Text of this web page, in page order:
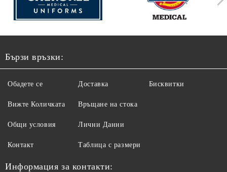
Бързи връзки:
Обадете се
Вижте Количката
Общи условия
Контакт
Доставка
Връщане на стока
Лични Данни
Таблица с размери
Бисквитки
Информация за контакти: